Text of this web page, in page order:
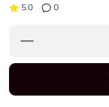
5.0 0